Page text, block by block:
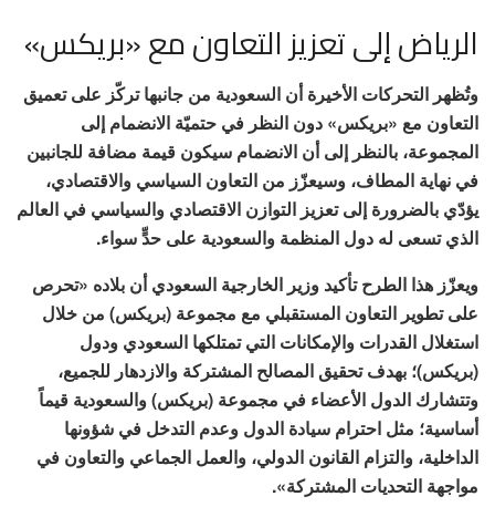
الرياض إلى تعزيز التعاون مع «بريكس»
وتُظهر التحركات الأخيرة أن السعودية من جانبها تركّز على تعميق
التعاون مع «بريكس» دون النظر في حتميّة الانضمام إلى
المجموعة، بالنظر إلى أن الانضمام سيكون قيمة مضافة للجانبين
في نهاية المطاف، وسيعزّز من التعاون السياسي والاقتصادي،
يؤدّي بالضرورة إلى تعزيز التوازن الاقتصادي والسياسي في العالم
الذي تسعى له دول المنظمة والسعودية على حدٍّ سواء.
ويعزّز هذا الطرح تأكيد وزير الخارجية السعودي أن بلاده «تحرص
على تطوير التعاون المستقبلي مع مجموعة (بريكس) من خلال
استغلال القدرات والإمكانات التي تمتلكها السعودي ودول
(بريكس)؛ بهدف تحقيق المصالح المشتركة والازدهار للجميع،
وتتشارك الدول الأعضاء في مجموعة (بريكس) والسعودية قيماً
أساسية؛ مثل احترام سيادة الدول وعدم التدخل في شؤونها
الداخلية، والتزام القانون الدولي، والعمل الجماعي والتعاون في
مواجهة التحديات المشتركة».